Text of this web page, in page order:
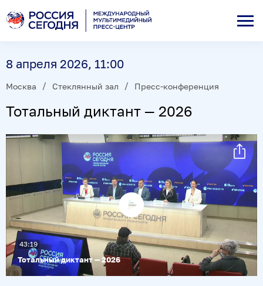
8 апреля 2026, 11:00
Москва Стеклянный зал Пресс-конференция
Тотальный диктант — 2026
Воспроизвести
видео
Тотальный диктант — 2026
43:19